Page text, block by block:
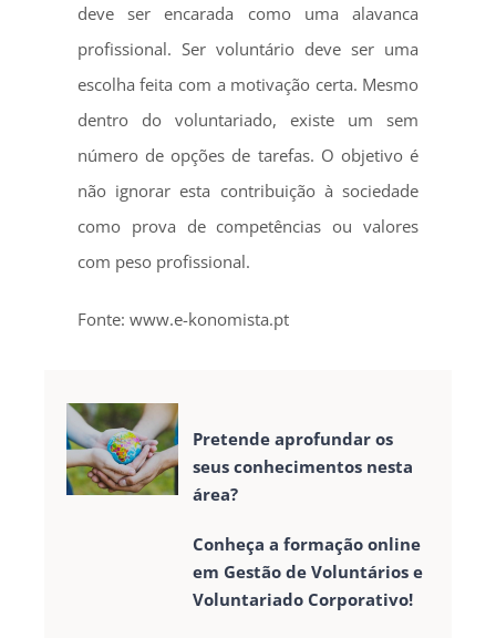
deve ser encarada como uma alavanca
profissional. Ser voluntário deve ser uma
escolha feita com a motivação certa. Mesmo
dentro do voluntariado, existe um sem
número de opções de tarefas. O objetivo é
não ignorar esta contribuição à sociedade
como prova de competências ou valores
com peso profissional.
Fonte: www.e-konomista.pt
Pretende aprofundar os
seus conhecimentos nesta
área?
Conheça a formação online
em Gestão de Voluntários e
Voluntariado Corporativo!